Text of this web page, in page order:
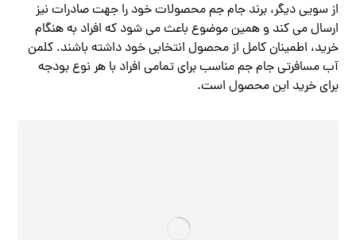
از سویی دیگر، برند جام جم محصولات خود را جهت صادرات نیز
ارسال می کند و همین موضوع باعث می شود که افراد به هنگام
خرید، اطمینان کامل از محصول انتخابی خود داشته باشند. کلمن
آب مسافرتی جام جم مناسب برای تمامی افراد با هر نوع بودجه
برای خرید این محصول است.